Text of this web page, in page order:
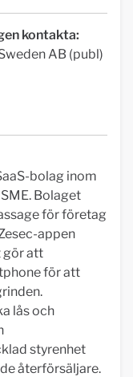
kontakta:
AB (publ)
bolag inom
Bolaget
för företag
appen
gör att
för att
lås och
styrenhet
återförsäljare.